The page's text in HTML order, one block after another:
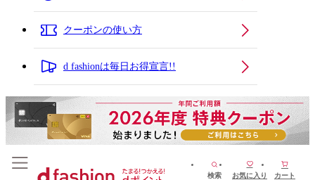
クーポンの使い方
d fashionは毎日お得宣言!!
検索 お気に入り カート